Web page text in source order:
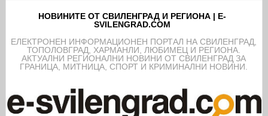
НОВИНИТЕ ОТ СВИЛЕНГРАД И РЕГИОНА | E-
SVILENGRAD.COM
EЛЕКТРОНЕН ИНФОРМАЦИОНЕН ПОРТАЛ НА СВИЛЕНГРАД,
ТОПОЛОВГРАД, ХАРМАНЛИ, ЛЮБИМЕЦ И РЕГИОНА.
АКТУАЛНИ РЕГИОНАЛНИ НОВИНИ ОТ СВИЛЕНГРАД ЗА
ГРАНИЦА, МИТНИЦА, СПОРТ И КРИМИНАЛНИ НОВИНИ.